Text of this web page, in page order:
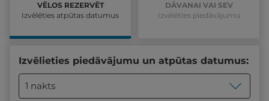
VĒLOS REZERVĒT
Izvēlēties atpūtas datumus
DĀVANAI VAI SEV
Izvēlēties piedāvājumu
Izvēlieties piedāvājumu un atpūtas datumus:
1 nakts